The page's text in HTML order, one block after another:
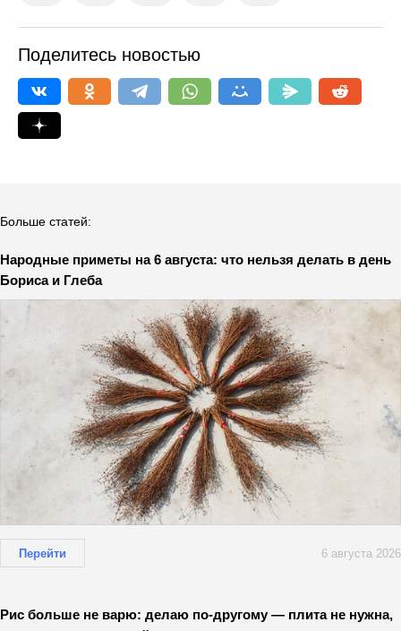
Поделитесь новостью
Больше статей:
Народные приметы на 6 августа: что нельзя делать в день
Бориса и Глеба
Перейти 6 августа 2026
Рис больше не варю: делаю по-другому — плита не нужна,